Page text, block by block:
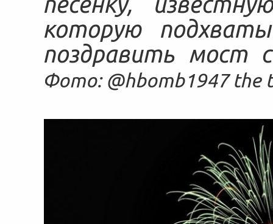
которую
поздравить мост
Фото: @hbomb1947 the